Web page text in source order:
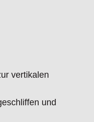
vertikalen
und